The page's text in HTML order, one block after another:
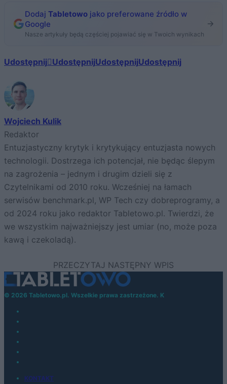
Dodaj Tabletowo jako preferowane źródło w
Google
Nasze artykuły będą częściej pojawiać się w Twoich wynikach
Udostępnij UdostępnijUdostępnijUdostępnij
Wojciech Kulik
Redaktor
Entuzjastyczny krytyk i krytykujący entuzjasta nowych
technologii. Dostrzega ich potencjał, nie będąc ślepym
na zagrożenia – jednym i drugim dzieli się z
Czytelnikami od 2010 roku. Wcześniej na łamach
serwisów benchmark.pl, WP Tech czy dobreprogramy, a
od 2024 roku jako redaktor Tabletowo.pl. Twierdzi, że
we wszystkim najważniejszy jest umiar (no, może poza
kawą i czekoladą).
© 2026 Tabletowo.pl. Wszelkie prawa zastrzeżone. K
KONTAKT